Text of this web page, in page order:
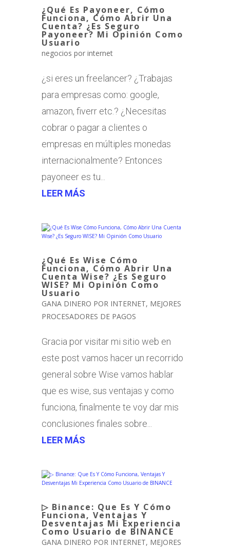
¿Qué Es Payoneer, Cómo
Funciona, Cómo Abrir Una
Cuenta? ¿Es Seguro
Payoneer? Mi Opinión Como
Usuario
negocios por internet
¿si eres un freelancer? ¿Trabajas
para empresas como: google,
amazon, fiverr etc.? ¿Necesitas
cobrar o pagar a clientes o
empresas en múltiples monedas
internacionalmente? Entonces
payoneer es tu...
LEER MÁS
¿Qué Es Wise Cómo
Funciona, Cómo Abrir Una
Cuenta Wise? ¿Es Seguro
WISE? Mi Opinión Como
Usuario
GANA DINERO POR INTERNET, MEJORES
PROCESADORES DE PAGOS
Gracia por visitar mi sitio web en
este post vamos hacer un recorrido
general sobre Wise vamos hablar
que es wise, sus ventajas y como
funciona, finalmente te voy dar mis
conclusiones finales sobre...
LEER MÁS
▷ Binance: Que Es Y Cómo
Funciona, Ventajas Y
Desventajas Mi Experiencia
Como Usuario de BINANCE
GANA DINERO POR INTERNET, MEJORES